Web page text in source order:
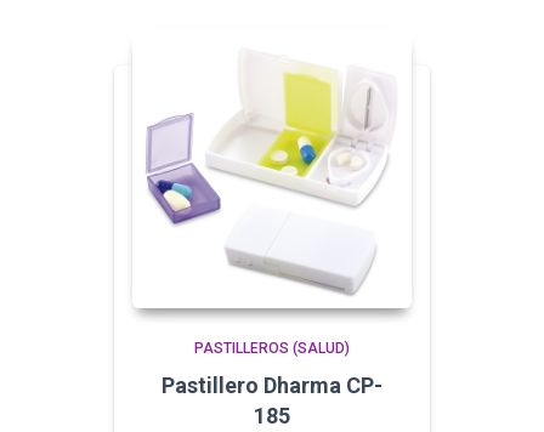
PASTILLEROS (SALUD)
Pastillero Dharma CP-
185